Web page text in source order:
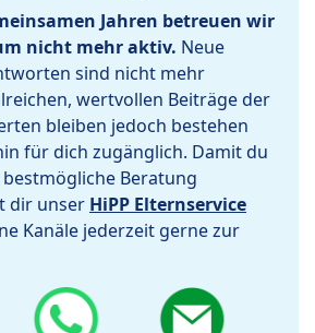
Jahren betreuen wir
nicht mehr aktiv. Neue
sind nicht mehr
wertvollen Beiträge der
bleiben jedoch bestehen
für dich zugänglich. Damit du
Beratung
dir unser HiPP Elternservice
Kanäle jederzeit gerne zur